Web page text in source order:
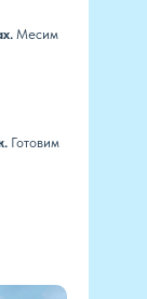
Месим
Готовим